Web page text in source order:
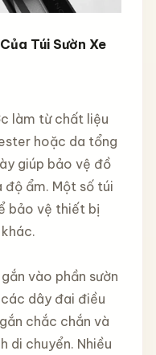
Túi Sườn Xe
làm từ chất liệu
hoặc da tổng
giúp bảo vệ đồ
độ ẩm. Một số túi
bảo vệ thiết bị
vào phần sườn
dây đai điều
chắc chắn và
di chuyển. Nhiều